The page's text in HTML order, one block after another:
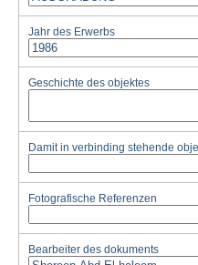
Jahr des Erwerbs
Geschichte des objektes
Damit in verbinding stehende
Fotografische Referenzen
Bearbeiter des dokuments